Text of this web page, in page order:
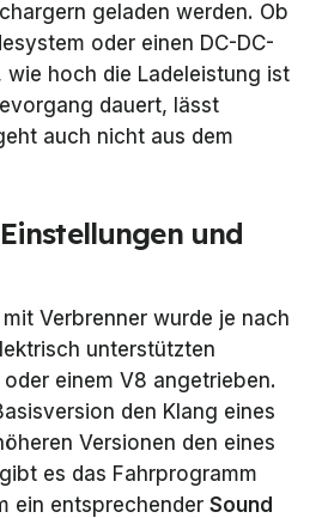
geladen werden. Ob
oder einen DC-DC-
wie hoch die Ladeleistung ist
dauert, lässt
auch nicht aus dem
und
Verbrenner wurde je nach
unterstützten
einem V8 angetrieben.
den Klang eines
Versionen den eines
es das Fahrprogramm
ein entsprechender Sound